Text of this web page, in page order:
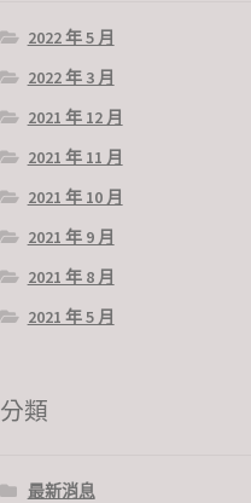
2022 年 5 月
2022 年 3 月
2021 年 12 月
2021 年 11 月
2021 年 10 月
2021 年 9 月
2021 年 8 月
2021 年 5 月
分類
最新消息